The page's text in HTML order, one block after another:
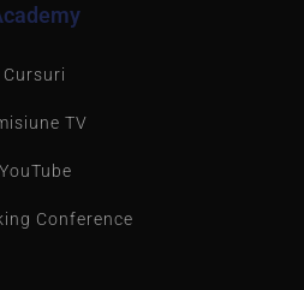
Cursuri
TV
YouTube
Conference